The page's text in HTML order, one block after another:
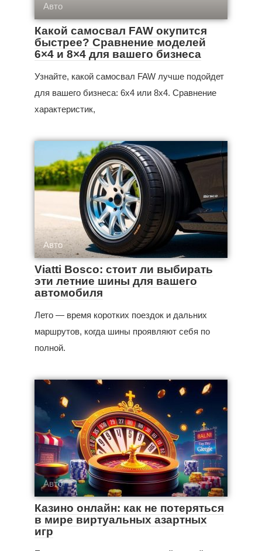
Авто
Какой самосвал FAW окупится
быстрее? Сравнение моделей
6×4 и 8×4 для вашего бизнеса
Узнайте, какой самосвал FAW лучше подойдет
для вашего бизнеса: 6x4 или 8x4. Сравнение
характеристик,
Авто
Viatti Bosco: стоит ли выбирать
эти летние шины для вашего
автомобиля
Лето — время коротких поездок и дальних
маршрутов, когда шины проявляют себя по
полной.
Авто
Казино онлайн: как не потеряться
в мире виртуальных азартных
игр